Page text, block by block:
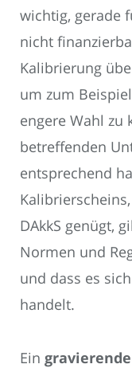
wichtig, gerade
nicht
Kalibrierung
um zum
engere Wahl zu
betreffenden
entsprechend
DAkkS genügt,
Normen und
und dass es
handelt.
Ein